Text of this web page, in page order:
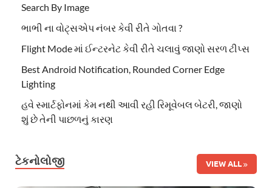
Search By Image
ભાભી ના વોટ્સએપ નંબર કેવી રીતે ગોતવા ?
Flight Mode માં ઈન્ટરનેટ કેવી રીતે ચલાવું જાણો સરળ ટીપ્સ
Best Android Notification, Rounded Corner Edge
Lighting
હવે સ્માર્ટફોનમાં કેમ નથી આવી રહી રિમૂવેબલ બેટરી, જાણો
શું છે તેની પાછળનું કારણ
ટેકનોલોજી VIEW ALL